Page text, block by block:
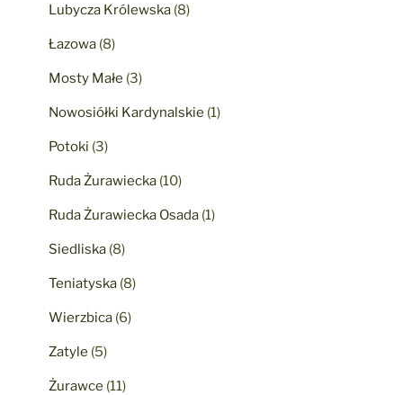
Lubycza Królewska (8)
Łazowa (8)
Mosty Małe (3)
Nowosiółki Kardynalskie (1)
Potoki (3)
Ruda Żurawiecka (10)
Ruda Żurawiecka Osada (1)
Siedliska (8)
Teniatyska (8)
Wierzbica (6)
Zatyle (5)
Żurawce (11)